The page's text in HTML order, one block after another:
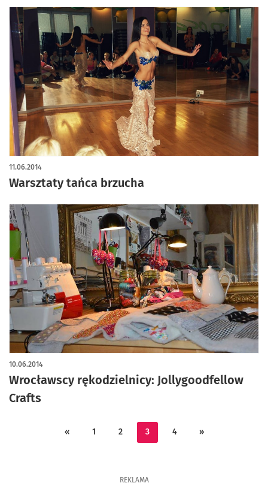
Warsztaty tańca brzucha
11.06.2014
Wrocławscy rękodzielnicy: Jollygoodfellow
Crafts
10.06.2014
« 1 2 3 4 »
REKLAMA